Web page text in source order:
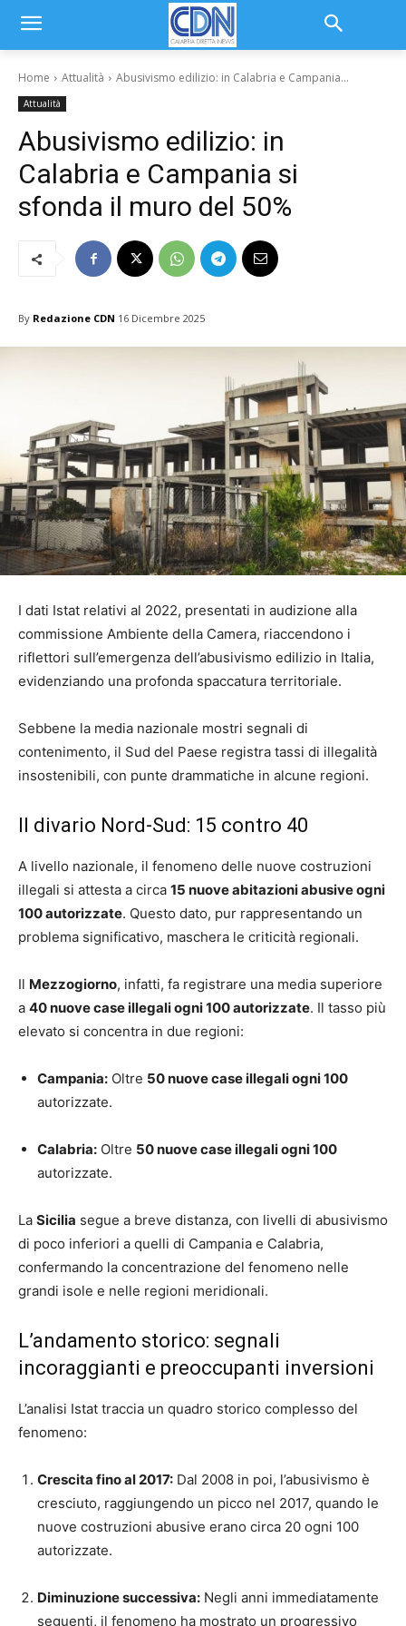
Home Attualità Abusivismo edilizio: in Calabria e Campania...
Attualità
Abusivismo edilizio: in
Calabria e Campania si
sfonda il muro del 50%
By Redazione CDN 16 Dicembre 2025
I dati Istat relativi al 2022, presentati in audizione alla
commissione Ambiente della Camera, riaccendono i
riflettori sull’emergenza dell’abusivismo edilizio in Italia,
evidenziando una profonda spaccatura territoriale.
Sebbene la media nazionale mostri segnali di
contenimento, il Sud del Paese registra tassi di illegalità
insostenibili, con punte drammatiche in alcune regioni.
Il divario Nord-Sud: 15 contro 40
A livello nazionale, il fenomeno delle nuove costruzioni
illegali si attesta a circa 15 nuove abitazioni abusive ogni
100 autorizzate. Questo dato, pur rappresentando un
problema significativo, maschera le criticità regionali.
Il Mezzogiorno, infatti, fa registrare una media superiore
a 40 nuove case illegali ogni 100 autorizzate. Il tasso più
elevato si concentra in due regioni:
Campania: Oltre 50 nuove case illegali ogni 100
autorizzate.
Calabria: Oltre 50 nuove case illegali ogni 100
autorizzate.
La Sicilia segue a breve distanza, con livelli di abusivismo
di poco inferiori a quelli di Campania e Calabria,
confermando la concentrazione del fenomeno nelle
grandi isole e nelle regioni meridionali.
L’andamento storico: segnali
incoraggianti e preoccupanti inversioni
L’analisi Istat traccia un quadro storico complesso del
fenomeno:
Crescita fino al 2017: Dal 2008 in poi, l’abusivismo è
cresciuto, raggiungendo un picco nel 2017, quando le
nuove costruzioni abusive erano circa 20 ogni 100
autorizzate.
Diminuzione successiva: Negli anni immediatamente
seguenti, il fenomeno ha mostrato un progressivo